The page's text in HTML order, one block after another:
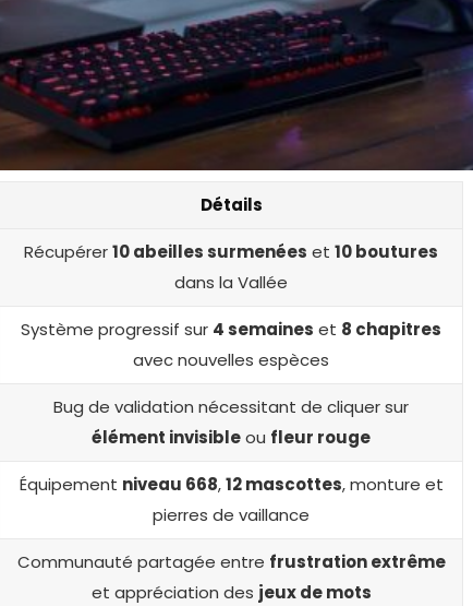
Détails
Récupérer10 abeilles surmenées et 10 boutures
dans la Vallée
Système progressif sur 4 semaines et 8 chapitres
avec nouvelles espèces
Bug de validation nécessitant de cliquer sur
élément invisibleou fleur rouge
Équipement niveau 668,12 mascottes, monture et
pierres de vaillance
Communauté partagée entre frustration extrême
et appréciation des jeux de mots